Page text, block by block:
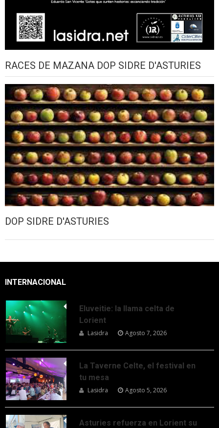
RACES DE MAZANA DOP SIDRE D'ASTURIES
DOP SIDRE D'ASTURIES
INTERNACIONAL
Eluveitie: la llama celta de
Lorient
Lasidra Agosto 7, 2026
La Taverne Celte, el festival en
tu mesa
Lasidra Agosto 5, 2026
Asturies refuerza en Lorient su